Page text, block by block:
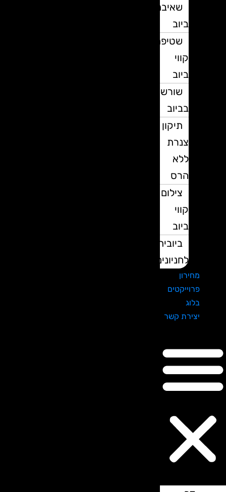
שאיבת
ביוב
שטיפת
קווי
ביוב
שורשים
בביוב
תיקון
צנרת
ללא
הרס
צילום
קווי
ביוב
ביובית
לחניונים
מחירון
פרוייקטים
בלוג
יצירת קשר